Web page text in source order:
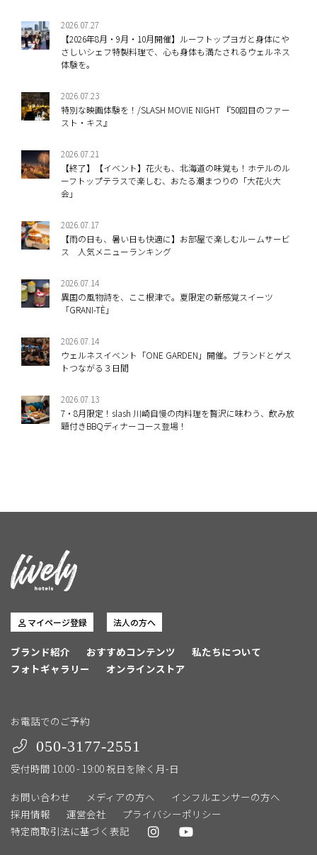
2026.07.27
【2026年8月・9月・10月開催】ルーフトップヨガと身体にや
さしいシェフ特製料理で、心も身体も満たされるウェルネス
体験を。
2026.07.23
特別な映画体験を！/SLASH MOVIE NIGHT 『50回目のファー
スト・キス』
2026.07.21
【終了】【イベント】花火も、北海道の味覚も！ホテルのル
ーフトップテラスで楽しむ、おたる潮まつりの「大花火大
会」
2026.07.17
【雨の日も、暑い日も快適に】お部屋で楽しむルームサービ
ス 人気メニューランキング
2026.07.14
異国の風物詩を、ここ根津で。夏限定の新感覚スイーツ
「GRANI-TÈ」
2026.07.14
ウェルネスイベント「ONE GARDEN」開催。ブランドとゲス
トつながる３日間
2026.07.13
7・8月限定！slash 川崎自慢の肉料理を贅沢に味わう、飲み放
題付きBBQディナーコース登場！
マイページ登録 法人の方へ
ブランド紹介 おすすめコンテンツ
私たちについて
フォトギャラリー
オンラインストア
お電話でのご予約
050-3177-2551
受付時間 10:00 - 19:00 祝日を除く月-日
お問い合わせ
メディアの方へ
インフルエンサーの方へ
採用情報
運営会社
プライバシーポリシー
特定商取引法に基づく表記